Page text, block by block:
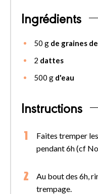
Ingrédients
50 g de graines
2 dattes
500 g d'eau
Instructions
Faites tremper
pendant 6h (cf
Au bout des 6h,
trempage.